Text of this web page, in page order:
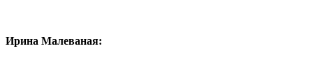
Ирина Малеваная: